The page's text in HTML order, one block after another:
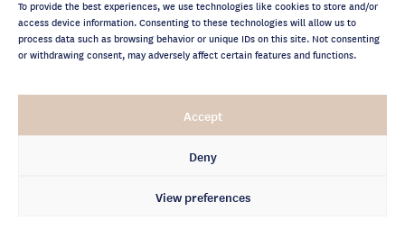
To provide the best experiences, we use technologies like cookies to store and/or
access device information. Consenting to these technologies will allow us to
process data such as browsing behavior or unique IDs on this site. Not consenting
or withdrawing consent, may adversely affect certain features and functions.
Accept
Deny
View preferences